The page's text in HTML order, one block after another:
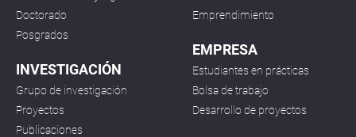
Doctorado
Posgrados
INVESTIGACIÓN
Grupo de investigación
Proyectos
Publicaciones
Emprendimiento
EMPRESA
Estudiantes en prácticas
Bolsa de trabajo
Desarrollo de proyectos